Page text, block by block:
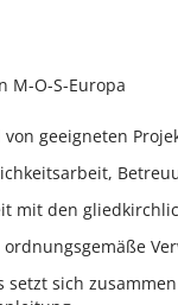
M-O-S-Europa
geeigneten
mit den
setzt sich